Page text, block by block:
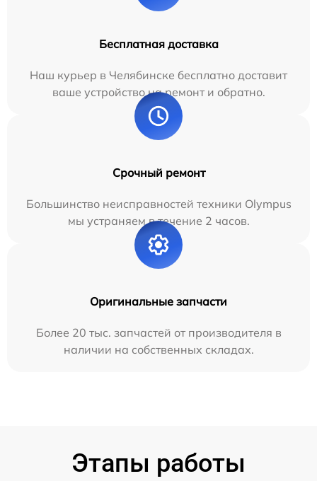
Бесплатная доставка
Наш курьер в Челябинске бесплатно доставит
ваше устройство на ремонт и обратно.
Срочный ремонт
Большинство неисправностей техники Olympus
мы устраняем в течение 2 часов.
Оригинальные запчасти
Более 20 тыс. запчастей от производителя в
наличии на собственных складах.
Этапы работы